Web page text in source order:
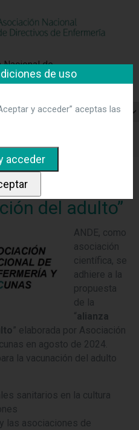
de
de Enfermería
del adulto”
a la “alianza
del adulto”
ANDE, como
asociación
científica, se
adhiere a la
propuesta
de la
“alianza
” elaborada por Asociación
en agosto de 2024.
la vacunación del adulto
sanitarios en la cultura
las asociaciones de
de uso
y acceder” aceptas las